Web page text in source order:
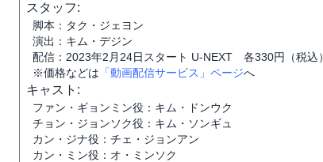
スタッフ:
脚本：タク・ジェヨン
演出：キム・デジン
配信：2023年2月24日スタート U-NEXT 各330円（税込
※価格などは 「動画配信サービス」ページへ
キャスト:
ファン・ギョンミン役：キム・ドンウク
チョン・ジョンソク役：キム・ソンギュ
カン・ジナ役：チェ・ジョンアン
カン・ミン役：オ・ミンソク